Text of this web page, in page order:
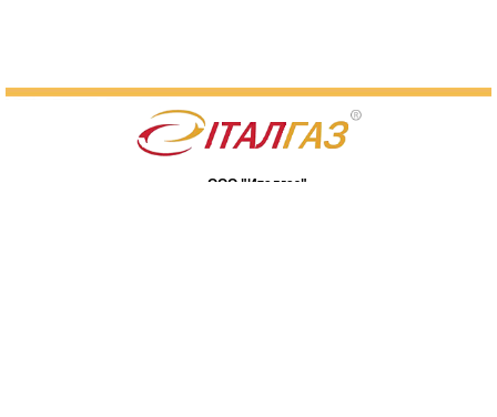
ООО "Италгаз"